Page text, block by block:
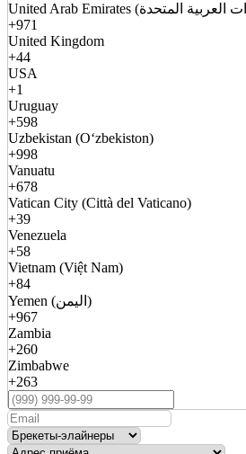
+971
United Kingdom
+44
USA
+1
Uruguay
+598
Uzbekistan (Oʻzbekiston)
+998
Vanuatu
+678
Vatican City (Città del Vaticano)
+39
Venezuela
+58
Vietnam (Việt Nam)
+84
Yemen (اليمن)
+967
Zambia
+260
Zimbabwe
+263